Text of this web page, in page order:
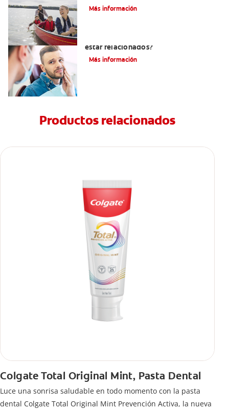
Más información
estar relacionados?
Más información
Productos relacionados
Colgate Total Original Mint, Pasta Dental
Luce una sonrisa saludable en todo momento con la pasta
dental Colgate Total Original Mint Prevención Activa, la nueva